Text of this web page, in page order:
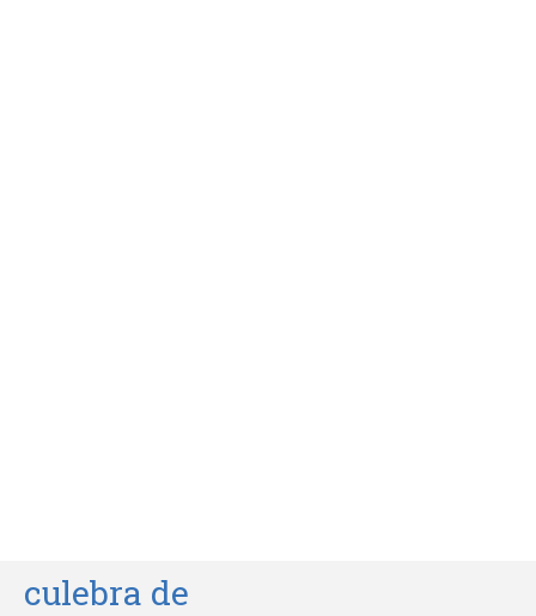
culebra de